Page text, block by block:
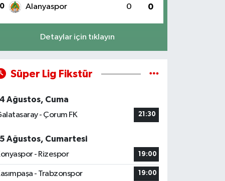
Alanyaspor 0 0
Detaylar için tıklayın
Süper Lig Fikstür
Ağustos, Cuma
- Çorum FK
21:30
Ağustos, Cumartesi
- Rizespor
19:00
- Trabzonspor 19:00